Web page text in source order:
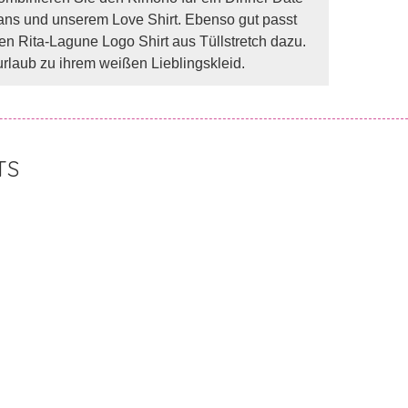
und unserem Love Shirt. Ebenso gut passt
Rita-Lagune Logo Shirt aus Tüllstretch dazu.
zu ihrem weißen Lieblingskleid.